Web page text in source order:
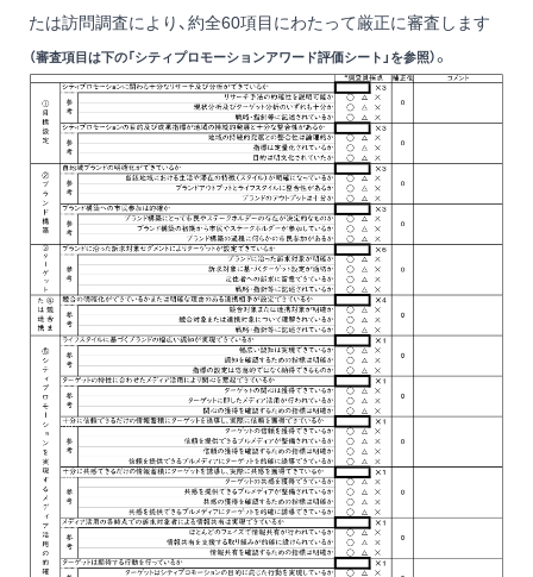
たは訪問調査により、約全60項目にわたって厳正に審査します
（審査項目は下の「シティプロモーションアワード評価シート」を参照）。